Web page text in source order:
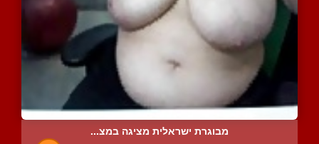
מבוגרת ישראלית מציגה במצ...